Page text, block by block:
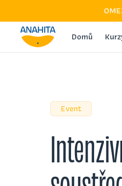
Domů
Event